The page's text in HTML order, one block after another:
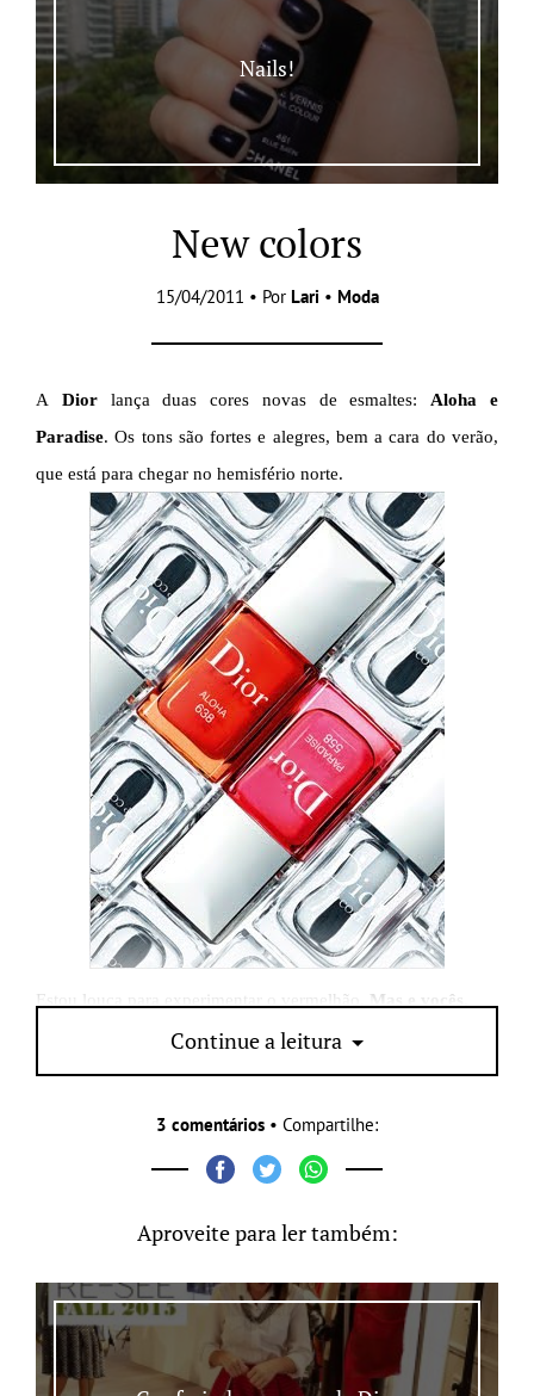
Nails!
New colors
15/04/2011 • Por Lari • Moda
A Diorlança duas cores novas de esmaltes: Aloha
e
Paradise. Os tons são fortes e alegres, bem a cara do verão,
que está para chegar no hemisfério norte.
Estou louca para experimentar o vermelhão.
Mas e vocês,
Continue a leitura
3 comentários • Compartilhe:
Aproveite para ler também: